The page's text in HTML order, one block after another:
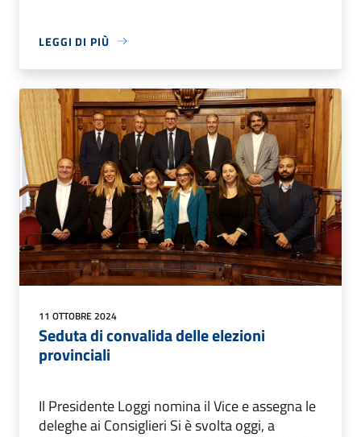
LEGGI DI PIÙ
11 OTTOBRE 2024
Seduta di convalida delle elezioni
provinciali
Il Presidente Loggi nomina il Vice e assegna le
deleghe ai Consiglieri Si è svolta oggi, a